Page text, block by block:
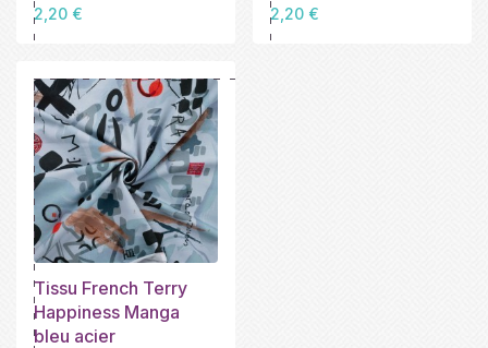
Prix
2,20 €
Prix
2,20 €
Tissu French Terry
Happiness Manga
bleu acier